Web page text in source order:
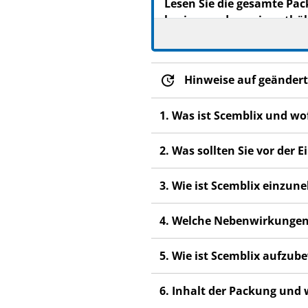
Lesen Sie die gesamte
beginnen, denn sie
Heben Sie die
Wenn Sie weitere
Dieses Arzneimittel
anderen Menschen
Wenn Sie
Hinweise auf
1. Was ist Scemblix und
2. Was sollten Sie vor der
3. Wie ist Scemblix
4. Welche
5. Wie ist Scemblix
6. Inhalt der Packung